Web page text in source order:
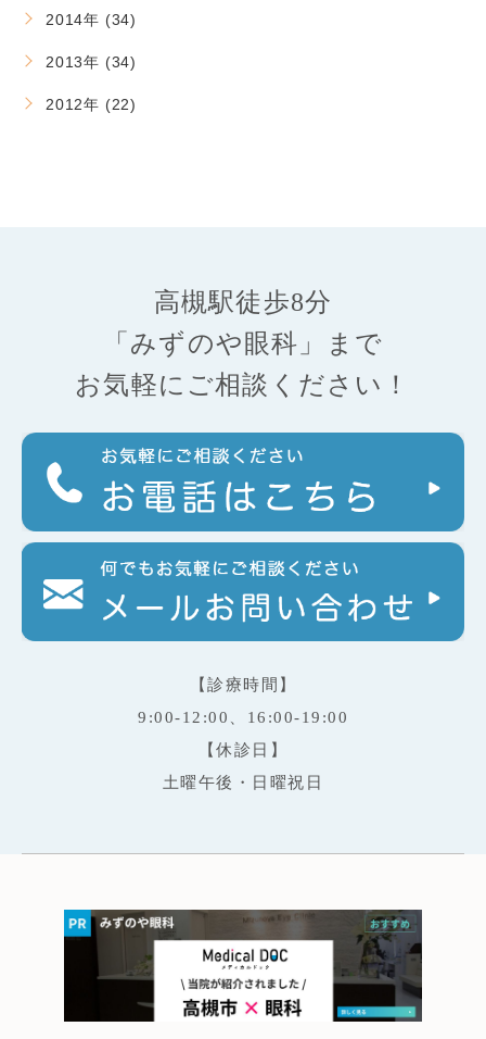
2014年 (34)
2013年 (34)
2012年 (22)
高槻駅徒歩8分
「みずのや眼科」まで
お気軽にご相談ください！
【診療時間】
9:00-12:00、16:00-19:00
【休診日】
土曜午後・日曜祝日